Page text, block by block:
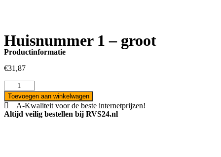
Huisnummer 1 – groot
Productinformatie
€31,87
Toevoegen aan winkelwagen
A-Kwaliteit voor de beste internetprijzen!
Altijd veilig bestellen bij RVS24.nl